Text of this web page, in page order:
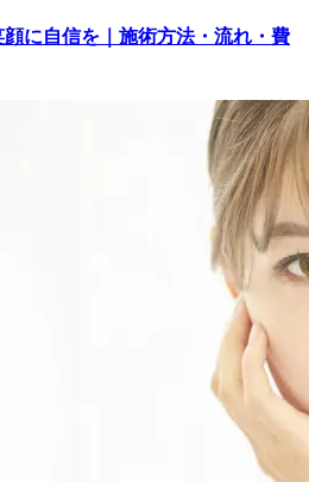
に自信を｜施術方法・流れ・費